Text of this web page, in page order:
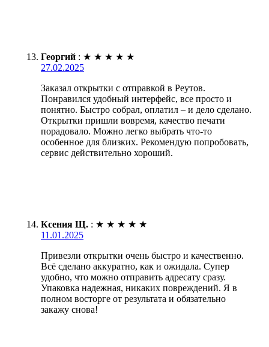
Георгий : ★ ★ ★ ★ ★
27.02.2025
Заказал открытки с отправкой в Реутов.
Понравился удобный интерфейс, все просто и
понятно. Быстро собрал, оплатил – и дело сделано.
Открытки пришли вовремя, качество печати
порадовало. Можно легко выбрать что-то
особенное для близких. Рекомендую попробовать,
сервис действительно хороший.
Ксения Щ. : ★ ★ ★ ★ ★
11.01.2025
Привезли открытки очень быстро и качественно.
Всё сделано аккуратно, как и ожидала. Супер
удобно, что можно отправить адресату сразу.
Упаковка надежная, никаких повреждений. Я в
полном восторге от результата и обязательно
закажу снова!